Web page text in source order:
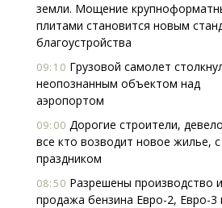
земли. Мощение
плитами становится новым
благоустройства
09:10 Грузовой самолет
неопознанным объектом над
аэропортом
09:00 Дорогие строители,
все кто возводит новое жилье, с
праздником
08:50 Разрешены производство и
продажа бензина Евро-2, Евро-3